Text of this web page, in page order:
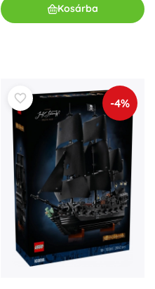
Kosárba
-4%